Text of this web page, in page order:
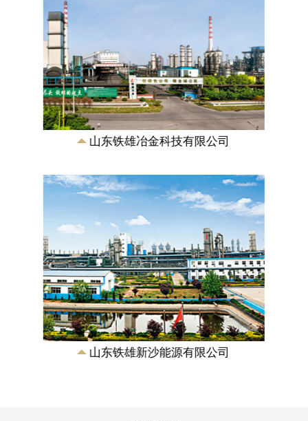
山东铁雄冶金科技有限公司
山东铁雄新沙能源有限公司
成立于2007年，是由山东铁雄冶金科技有
限公司、新汶矿业集团有限责任公司合资
兴建的特大型煤化工能源企业，注册资本
11.5...
山东铁雄新沙能源有限公司